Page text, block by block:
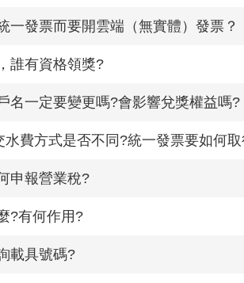
一發票而要開雲端（無實體）發票？
誰有資格領獎?
名一定要變更嗎?會影響兌獎權益嗎?
費方式是否不同?統一發票要如何
申報營業稅?
?有何作用?
載具號碼?